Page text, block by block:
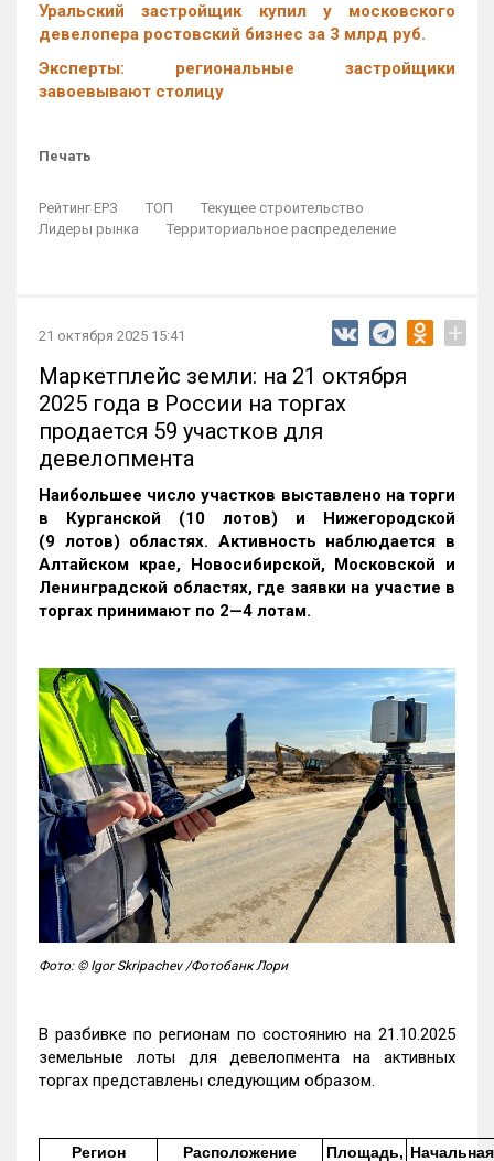
Уральский застройщик купил у московского
девелопера ростовский бизнес за 3 млрд руб.
Эксперты: региональные застройщики
завоевывают столицу
Печать
Рейтинг ЕРЗ ТОП
Текущее строительство
Лидеры рынка
Территориальное распределение
21 октября 2025 15:41 +
Маркетплейс земли: на 21 октября
2025 года в России на торгах
продается 59 участков для
девелопмента
Наибольшее число участков выставлено на торги
в Курганской (10 лотов) и Нижегородской
(9 лотов) областях. Активность наблюдается в
Алтайском крае, Новосибирской, Московской и
Ленинградской областях, где заявки на участие в
торгах принимают по 2—4 лотам.
Фото: © Igor Skripachev /Фотобанк Лори
В разбивке по регионам по состоянию на 21.10.2025
земельные лоты для девелопмента на активных
торгах представлены следующим образом.
Регион Расположение Площадь, Начальная